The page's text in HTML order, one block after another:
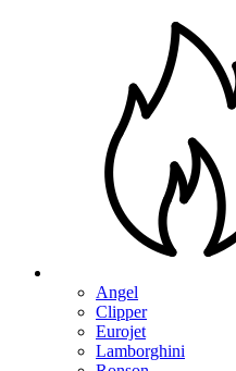
Angel
Clipper
Eurojet
Lamborghini